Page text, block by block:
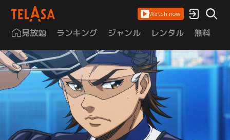
Watch now
見放題 ランキング ジャンル レンタル 無料